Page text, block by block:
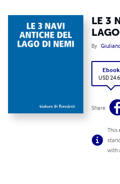
LE 3
By
Ebook
USD
Share
This
with